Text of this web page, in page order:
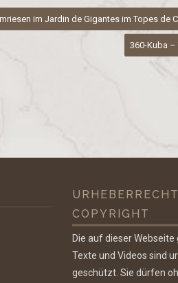
im Jardin de Gigantes im Topes de
360-Kuba –
COPYRIGHT
Die auf dieser Webseite
Texte und Videos sind
geschützt. Sie dürfen